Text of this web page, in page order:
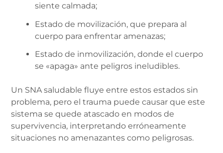
siente calmada;
Estado de movilización, que prepara al
cuerpo para enfrentar amenazas;
Estado de inmovilización, donde el cuerpo
se «apaga» ante peligros ineludibles.
Un SNA saludable fluye entre estos estados sin
problema, pero el trauma puede causar que este
sistema se quede atascado en modos de
supervivencia, interpretando erróneamente
situaciones no amenazantes como peligrosas.